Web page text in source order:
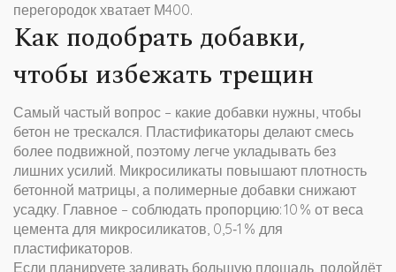
перегородок хватает М400.
Как подобрать добавки,
чтобы избежать трещин
Самый частый вопрос – какие добавки нужны, чтобы
бетон не трескался. Пластификаторы делают смесь
более подвижной, поэтому легче укладывать без
лишних усилий. Микросиликаты повышают плотность
бетонной матрицы, а полимерные добавки снижают
усадку. Главное – соблюдать пропорцию: 10 % от веса
цемента для микросиликатов, 0,5‑1 % для
пластификаторов.
Если планируете заливать большую площадь, подойдёт